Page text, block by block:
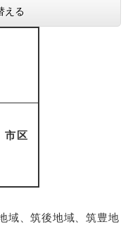
える
区
域、筑後地域、筑豊地